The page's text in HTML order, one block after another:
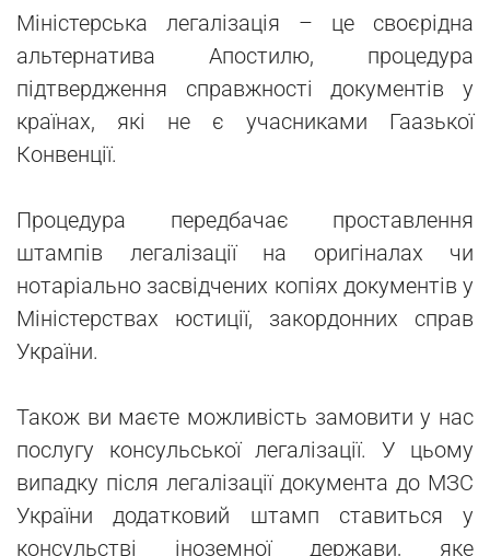
Міністерська легалізація – це своєрідна
альтернатива Апостилю, процедура
підтвердження справжності документів у
країнах, які не є учасниками Гаазької
Конвенції.
Процедура передбачає проставлення
штампів легалізації на оригіналах чи
нотаріально засвідчених копіях документів у
Міністерствах юстиції, закордонних справ
України.
Також ви маєте можливість замовити у нас
послугу консульської легалізації. У цьому
випадку після легалізації документа до МЗС
України додатковий штамп ставиться у
консульстві іноземної держави, яке